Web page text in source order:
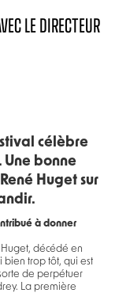
LE DIRECTEUR
célèbre
Une bonne
Huget sur
à donner
Huget, décédé en
bien trop tôt, qui est
de perpétuer
La première